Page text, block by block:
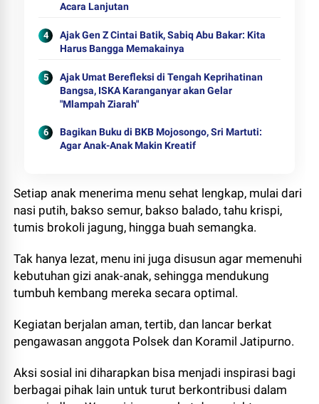
Acara Lanjutan
Ajak Gen Z Cintai Batik, Sabiq Abu Bakar: Kita
Harus Bangga Memakainya
Ajak Umat Berefleksi di Tengah Keprihatinan
Bangsa, ISKA Karanganyar akan Gelar
"Mlampah Ziarah"
Bagikan Buku di BKB Mojosongo, Sri Martuti:
Agar Anak-Anak Makin Kreatif
Setiap anak menerima menu sehat lengkap, mulai dari
nasi putih, bakso semur, bakso balado, tahu krispi,
tumis brokoli jagung, hingga buah semangka.
Tak hanya lezat, menu ini juga disusun agar memenuhi
kebutuhan gizi anak-anak, sehingga mendukung
tumbuh kembang mereka secara optimal.
Kegiatan berjalan aman, tertib, dan lancar berkat
pengawasan anggota Polsek dan Koramil Jatipurno.
Aksi sosial ini diharapkan bisa menjadi inspirasi bagi
berbagai pihak lain untuk turut berkontribusi dalam